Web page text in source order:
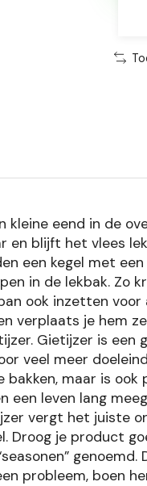
eend in de
blijft het vlees
een kegel met
in de lekbak. Zo
ook inzetten
verplaats je hem
Gietijzer is
veel meer
maar is
leven lang
vergt het juiste
je product
probleem, boen